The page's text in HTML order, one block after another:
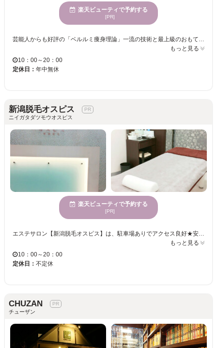
楽天ビューティで予約する
[PR]
もっと見る
10：00～20：00
定休日： 年中無休
新潟脱毛オスピス
ニイガタダツモウオスピス
楽天ビューティで予約する
[PR]
エステサロン【新潟脱毛オスピス】は、駐車場ありでアクセス良好★安くて早くてキレイな仕上がり！！美容室感覚で通える価格設定なので、脱毛デビューにもおすすめ♪初めての方には、カウンセリングで脱毛の仕組みを丁寧に教えてくれます☆ ＊『光フェイシャル』 しわ・たるみ・ほうれい線・シミ・くすみを改善！毛穴トラブルにも◎！毛穴を引締め、キメの整った美肌に☆月1で通えるお手頃価格♪ ＊『脱毛』 全身脱毛はもちろん、ワキ・顔・脚・腕・デリケートゾーンなど、各パーツの脱毛を組み合わせたものまであります！あなたに合ったメニューで自己処理いらずのすべすべなお肌に。結婚式披露宴向けのメニューも☆ 脱毛初心者の方も、他サロンからのりかえを考えている方も！一度【新潟脱毛オスピス】の脱毛を試してみませんか？
もっと見る
10：00～20：00
定休日： 不定休
CHUZAN
チューザン